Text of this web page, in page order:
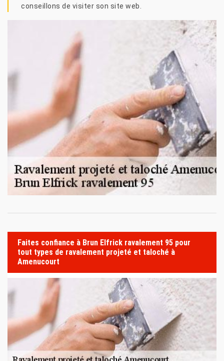
conseillons de visiter son site web.
Faites confiance à Brun Elfrick ravalement 95 pour
tout types de ravalement projeté et taloché à
Amenucourt